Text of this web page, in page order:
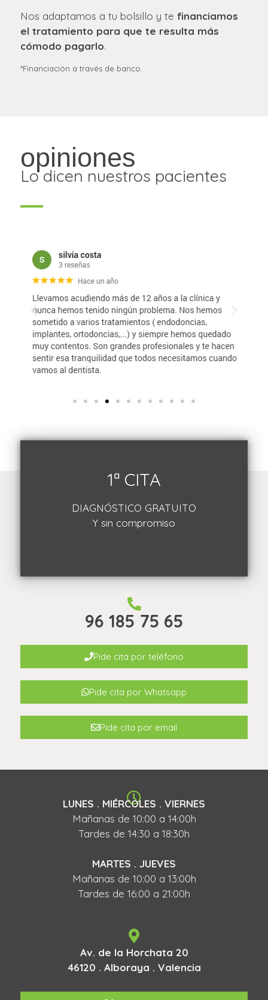
Nos adaptamos a tu bolsillo y te financiamos
el tratamiento para que te resulta más
cómodo pagarlo.
*Financiación a través de banco.
opiniones
Lo dicen nuestros pacientes
1ª CITA
DIAGNÓSTICO GRATUITO
Y sin compromiso
96 185 75 65
Pide cita por teléfono
Pide cita por Whatsapp
Pide cita por email
LUNES . MIÉRCOLES . VIERNES
Mañanas de 10:00 a 14:00h
Tardes de 14:30 a 18:30h
MARTES . JUEVES
Mañanas de 10:00 a 13:00h
Tardes de 16:00 a 21:00h
Av. de la Horchata 20
46120 . Alboraya . Valencia